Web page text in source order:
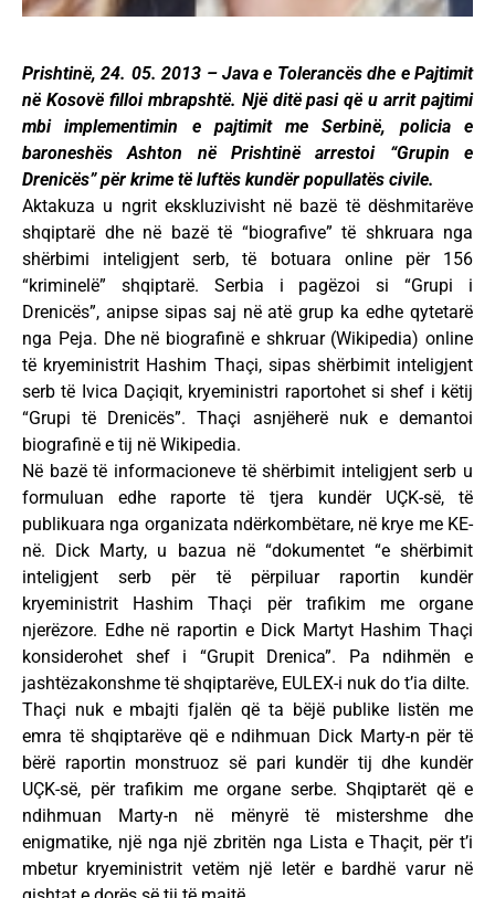
Prishtinë, 24. 05. 2013 – Java e Tolerancës dhe e Pajtimit
në Kosovë filloi mbrapshtë. Një ditë pasi që u arrit pajtimi
mbi implementimin e pajtimit me Serbinë, policia e
baroneshës Ashton në Prishtinë arrestoi “Grupin e
Drenicës” për krime të luftës kundër popullatës civile.
Aktakuza u ngrit ekskluzivisht në bazë të dëshmitarëve
shqiptarë dhe në bazë të “biografive” të shkruara nga
shërbimi inteligjent serb, të botuara online për 156
“kriminelë” shqiptarë. Serbia i pagëzoi si “Grupi i
Drenicës”, anipse sipas saj në atë grup ka edhe qytetarë
nga Peja. Dhe në biografinë e shkruar (Wikipedia) online
të kryeministrit Hashim Thaçi, sipas shërbimit inteligjent
serb të Ivica Daçiqit, kryeministri raportohet si shef i këtij
“Grupi të Drenicës”. Thaçi asnjëherë nuk e demantoi
biografinë e tij në Wikipedia.
Në bazë të informacioneve të shërbimit inteligjent serb u
formuluan edhe raporte të tjera kundër UÇK-së, të
publikuara nga organizata ndërkombëtare, në krye me KE-
në. Dick Marty, u bazua në “dokumentet “e shërbimit
inteligjent serb për të përpiluar raportin kundër
kryeministrit Hashim Thaçi për trafikim me organe
njerëzore. Edhe në raportin e Dick Martyt Hashim Thaçi
konsiderohet shef i “Grupit Drenica”. Pa ndihmën e
jashtëzakonshme të shqiptarëve, EULEX-i nuk do t’ia dilte.
Thaçi nuk e mbajti fjalën që ta bëjë publike listën me
emra të shqiptarëve që e ndihmuan Dick Marty-n për të
bërë raportin monstruoz së pari kundër tij dhe kundër
UÇK-së, për trafikim me organe serbe. Shqiptarët që e
ndihmuan Marty-n në mënyrë të mistershme dhe
enigmatike, një nga një zbritën nga Lista e Thaçit, për t’i
mbetur kryeministrit vetëm një letër e bardhë varur në